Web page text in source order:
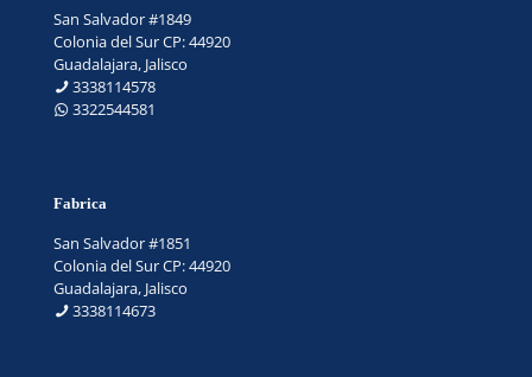
San Salvador #1849
Colonia del Sur CP: 44920
Guadalajara, Jalisco
3338114578
3322544581
Fabrica
San Salvador #1851
Colonia del Sur CP: 44920
Guadalajara, Jalisco
3338114673